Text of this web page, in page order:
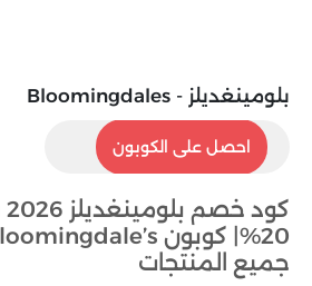
بلومينغديلز - Bloomingdales
BL32
احصل على الكوبون
جميع المنتجات